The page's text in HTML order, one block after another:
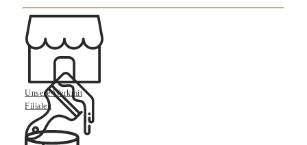
Unsere Werkmit
Filialen